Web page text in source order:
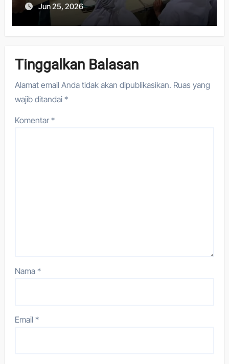
Jun 25, 2026
Tinggalkan Balasan
Alamat email Anda tidak akan dipublikasikan. Ruas yang
wajib ditandai*
Komentar*
Nama*
Email*